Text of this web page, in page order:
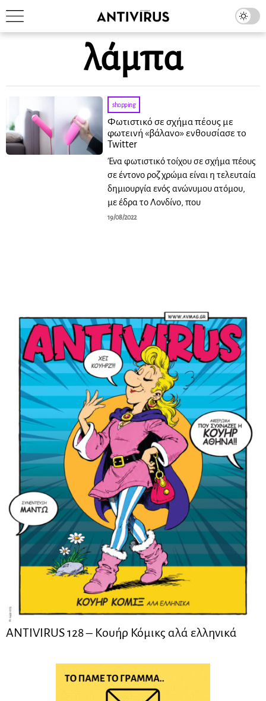
λάμπα
shopping
Φωτιστικό σε σχήμα πέους με
φωτεινή «βάλανο» ενθουσίασε το
Twitter
Ένα φωτιστικό τοίχου σε σχήμα πέους
σε έντονο ροζ χρώμα είναι η τελευταία
δημιουργία ενός ανώνυμου ατόμου,
με έδρα το Λονδίνο, που
19/08/2022
ANTIVIRUS 128 – Kουήρ Κόμικς αλά ελληνικά